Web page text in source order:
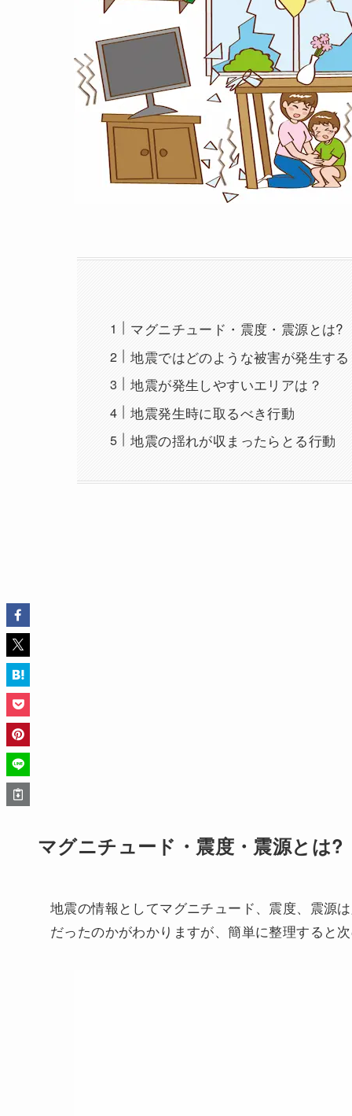
マグニチュード・震度・震源とは?
地震ではどのような被害が発生す
地震が発生しやすいエリアは？
地震発生時に取るべき行動
地震の揺れが収まったらとる行動
マグニチュード・震度・震源とは?
地震の情報としてマグニチュード、震度、震源
だったのかがわかりますが、簡単に整理すると